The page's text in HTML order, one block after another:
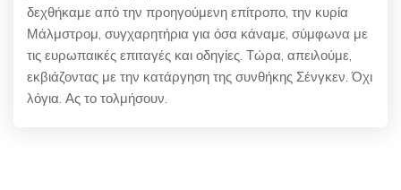
δεχθήκαμε από την προηγούμενη επίτροπο, την κυρία
Μάλμστρομ, συγχαρητήρια για όσα κάναμε, σύμφωνα με
τις ευρωπαικές επιταγές και οδηγίες. Τώρα, απειλούμε,
εκβιάζοντας με την κατάργηση της συνθήκης Σένγκεν. Όχι
λόγια. Ας το τολμήσουν.